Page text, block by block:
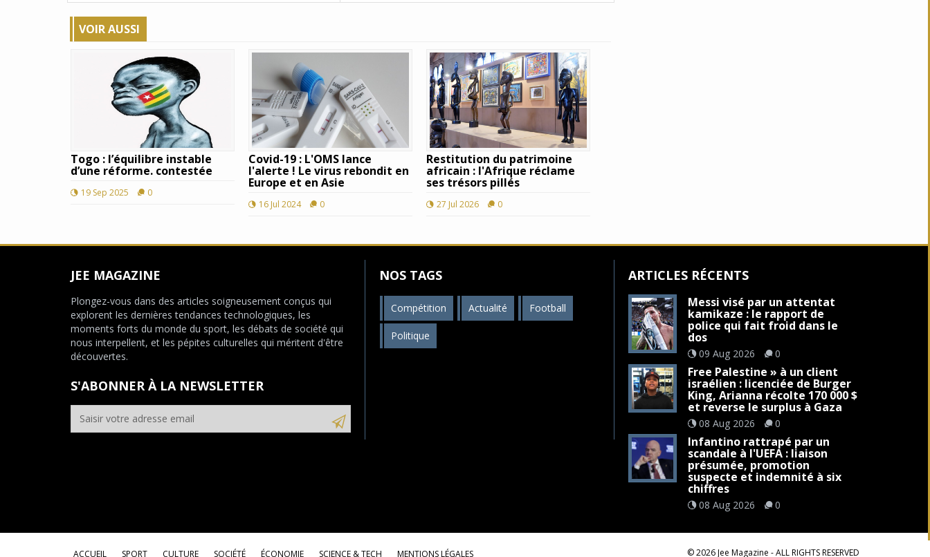
VOIR AUSSI
Togo : l’équilibre instable
d’une réforme. contestée
19 Sep 2025 0
Covid-19 : L'OMS lance
l'alerte ! Le virus rebondit en
Europe et en Asie
16 Jul 2024 0
Restitution du patrimoine
africain : l'Afrique réclame
ses trésors pillés
27 Jul 2026 0
JEE MAGAZINE
Plongez-vous dans des articles soigneusement conçus qui
explorent les dernières tendances technologiques, les
moments forts du monde du sport, les débats de société qui
nous interpellent, et les pépites culturelles qui méritent d'être
découvertes.
S'ABONNER À LA NEWSLETTER
NOS TAGS
Compétition Actualité Football
Politique
ARTICLES RÉCENTS
Messi visé par un attentat
kamikaze : le rapport de
police qui fait froid dans le
dos
09 Aug 2026 0
Free Palestine » à un client
israélien : licenciée de Burger
King, Arianna récolte 170 000 $
et reverse le surplus à Gaza
08 Aug 2026 0
Infantino rattrapé par un
scandale à l'UEFA : liaison
présumée, promotion
suspecte et indemnité à six
chiffres
08 Aug 2026 0
ACCUEIL SPORT CULTURE SOCIÉTÉ ÉCONOMIE SCIENCE & TECH MENTIONS LÉGALES ©2026 Jee Magazine - ALL RIGHTS RESERVED